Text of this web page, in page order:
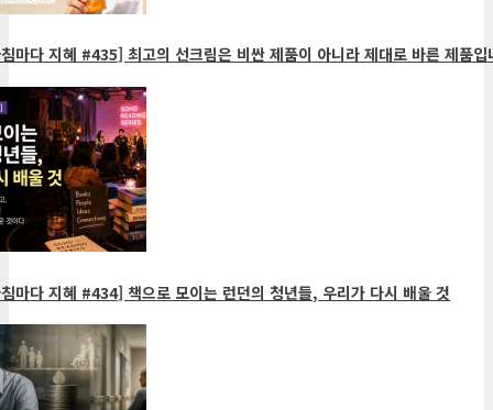
마다 지혜 #435] 최고의 선크림은 비싼 제품이 아니라 제대로 바른 제품입
마다 지혜 #434] 책으로 모이는 런던의 청년들, 우리가 다시 배울 것